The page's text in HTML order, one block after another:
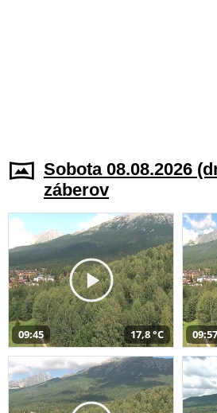
Sobota 08.08.2026
záberov
09:45 17,8 °C 09:57